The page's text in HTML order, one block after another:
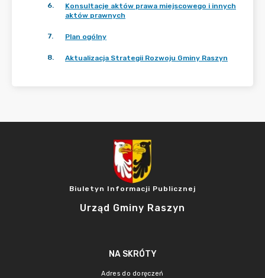
6.
Konsultacje aktów prawa miejscowego i innych
aktów prawnych
7. Plan ogólny
8. Aktualizacja Strategii Rozwoju Gminy Raszyn
Biuletyn Informacji Publicznej
Urząd Gminy Raszyn
NA SKRÓTY
Adres do doręczeń